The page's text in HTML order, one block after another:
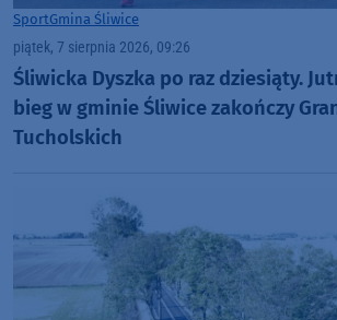
SportGmina Śliwice
piątek, 7 sierpnia 2026, 09:26
Śliwicka Dyszka po raz dziesiąty.
bieg w gminie Śliwice zakończy
Tucholskich